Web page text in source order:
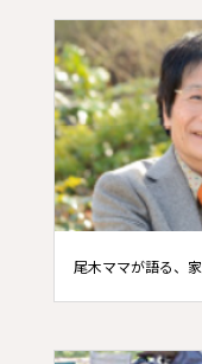
尾木ママが語る、